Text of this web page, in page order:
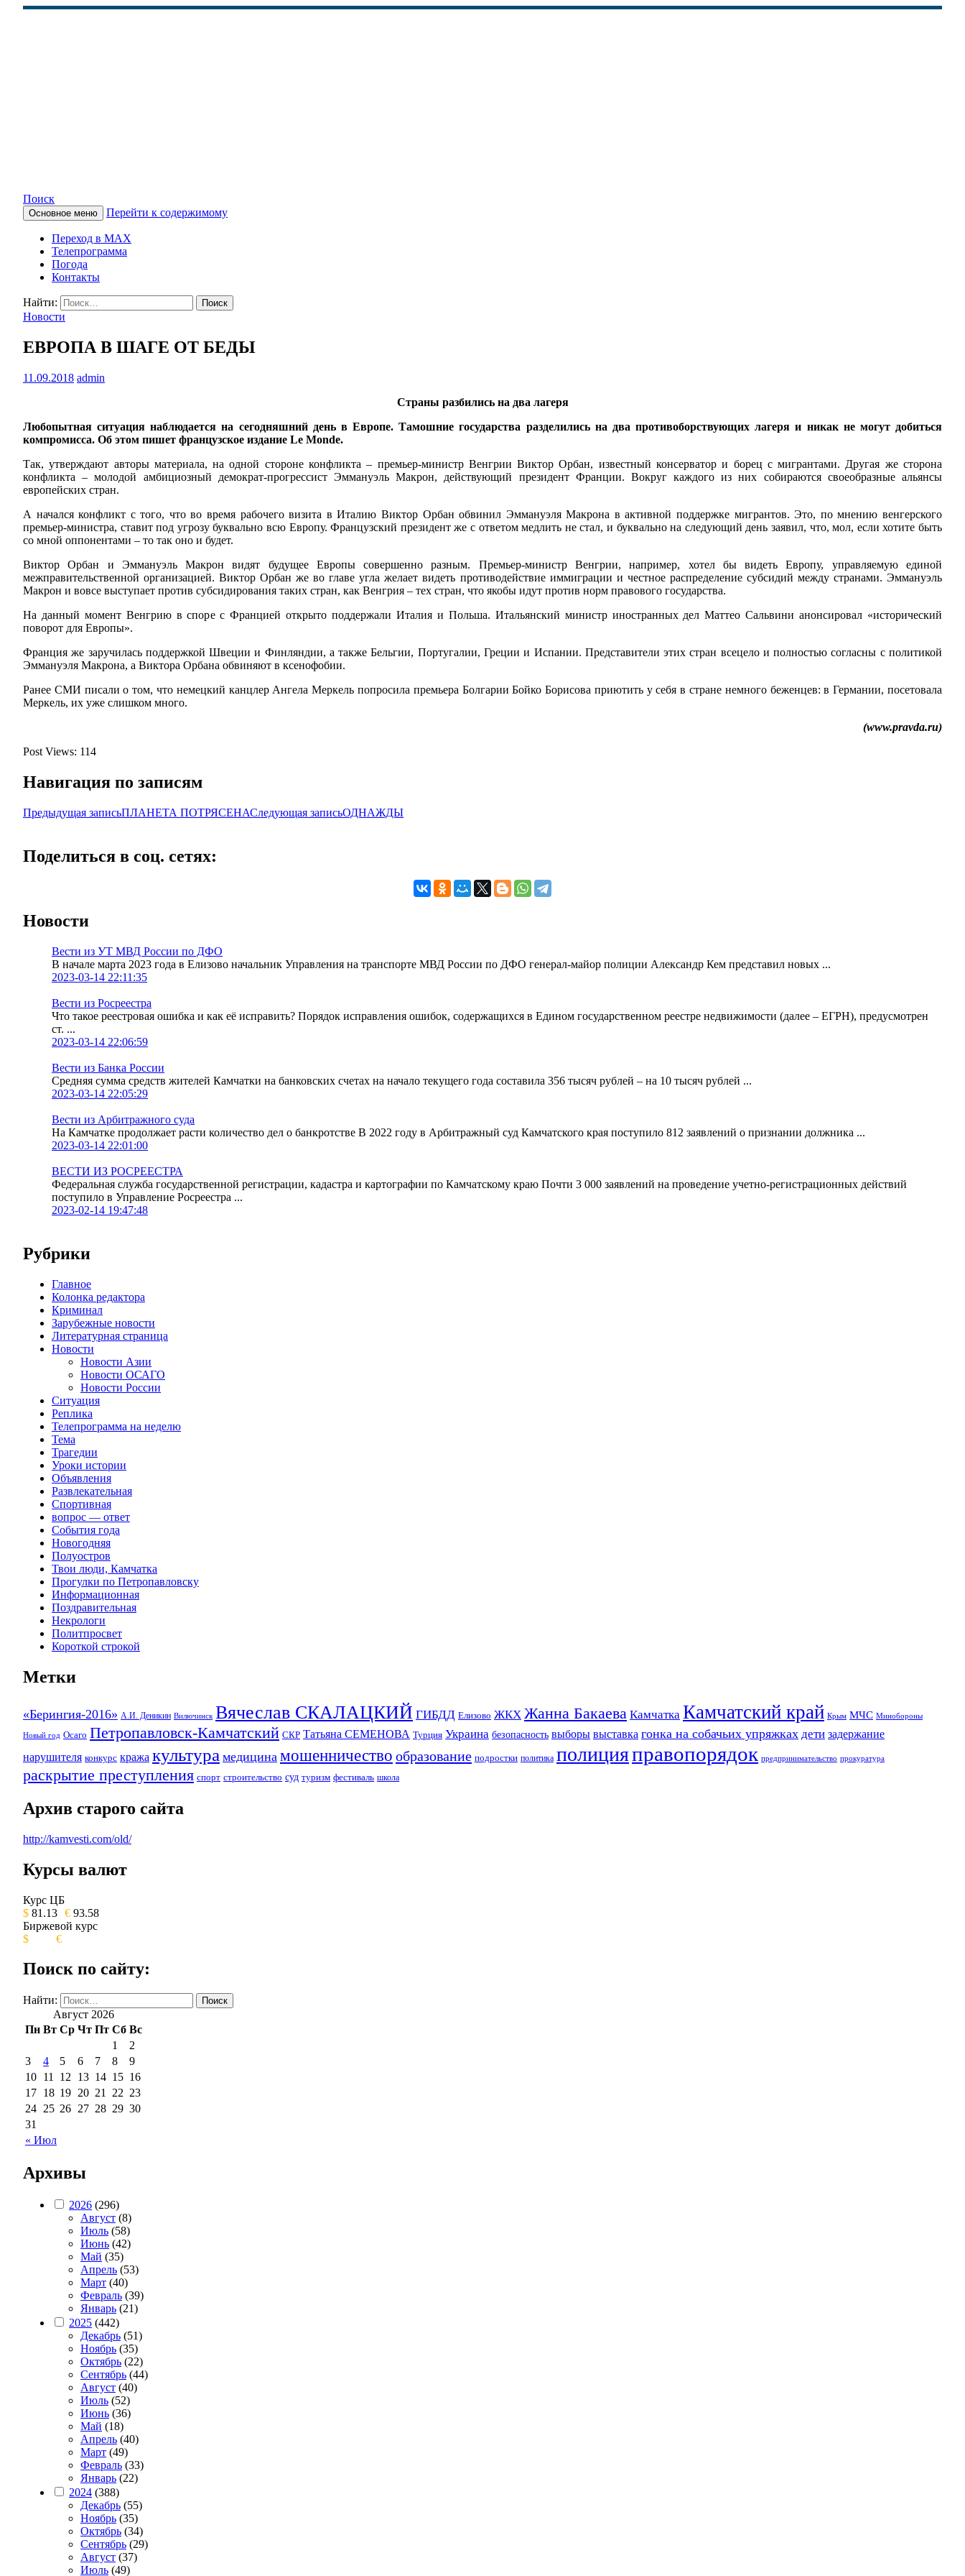
КАМЧАТСКОЕ ИНФОРМАЦИОННОЕ АГЕНТСТВО (КИА «ВЕСТИ»)
Поиск
Основное меню Перейти к содержимому
Переход в MAX
Телепрограмма
Погода
Контакты
Найти:
Новости
ЕВРОПА В ШАГЕ ОТ БЕДЫ
11.09.2018 admin
Страны разбились на два лагеря
Любопытная ситуация наблюдается на сегодняшний день в Европе. Тамошние государства разделились на два противоборствующих лагеря и никак не могут добиться
компромисса. Об этом пишет французское издание Le Monde.
Так, утверждают авторы материала, на одной стороне конфликта – премьер-министр Венгрии Виктор Орбан, известный консерватор и борец с мигрантами. Другая же сторона
конфликта – молодой амбициозный демократ-прогрессист Эммануэль Макрон, действующий президент Франции. Вокруг каждого из них собираются своеобразные альянсы
европейских стран.
А начался конфликт с того, что во время рабочего визита в Италию Виктор Орбан обвинил Эммануэля Макрона в активной поддержке мигрантов. Это, по мнению венгерского
премьер-министра, ставит под угрозу буквально всю Европу. Французский президент же с ответом медлить не стал, и буквально на следующий день заявил, что, мол, если хотите быть
со мной оппонентами – то так оно и будет.
Виктор Орбан и Эммануэль Макрон видят будущее Европы совершенно разным. Премьер-министр Венгрии, например, хотел бы видеть Европу, управляемую единой
межправительственной организацией. Виктор Орбан же во главе угла желает видеть противодействие иммиграции и честное распределение субсидий между странами. Эммануэль
Макрон и вовсе выступает против субсидирования таких стран, как Венгрия – тех стран, что якобы идут против норм правового государства.
На данный момент Венгрию в споре с Францией открыто поддержали Италия и Польша. Итальянский министр иностранных дел Маттео Сальвини анонсировал «исторический
поворот для Европы».
Франция же заручилась поддержкой Швеции и Финляндии, а также Бельгии, Португалии, Греции и Испании. Представители этих стран всецело и полностью согласны с политикой
Эммануэля Макрона, а Виктора Орбана обвиняют в ксенофобии.
Ранее СМИ писали о том, что немецкий канцлер Ангела Меркель попросила премьера Болгарии Бойко Борисова приютить у себя в стране немного беженцев: в Германии, посетовала
Меркель, их уже слишком много.
(www.pravda.ru)
Post Views: 114
Навигация по записям
Предыдущая записьПЛАНЕТА ПОТРЯСЕНАСледующая записьОДНАЖДЫ
Поделиться в соц. сетях:
Новости
Вести из УТ МВД России по ДФО
В начале марта 2023 года в Елизово начальник Управления на транспорте МВД России по ДФО генерал-майор полиции Александр Кем представил новых ...
2023-03-14 22:11:35
Вести из Росреестра
Что такое реестровая ошибка и как её исправить? Порядок исправления ошибок, содержащихся в Едином государственном реестре недвижимости (далее – ЕГРН), предусмотрен
ст. ...
2023-03-14 22:06:59
Вести из Банка России
Средняя сумма средств жителей Камчатки на банковских счетах на начало текущего года составила 356 тысяч рублей – на 10 тысяч рублей ...
2023-03-14 22:05:29
Вести из Арбитражного суда
На Камчатке продолжает расти количество дел о банкротстве В 2022 году в Арбитражный суд Камчатского края поступило 812 заявлений о признании должника ...
2023-03-14 22:01:00
ВЕСТИ ИЗ РОСРЕЕСТРА
Федеральная служба государственной регистрации, кадастра и картографии по Камчатскому краю Почти 3 000 заявлений на проведение учетно-регистрационных действий
поступило в Управление Росреестра ...
2023-02-14 19:47:48
Рубрики
Главное
Колонка редактора
Криминал
Зарубежные новости
Литературная страница
Новости
Новости Азии
Новости ОСАГО
Новости России
Ситуация
Реплика
Телепрограмма на неделю
Тема
Трагедии
Уроки истории
Объявления
Развлекательная
Спортивная
вопрос — ответ
События года
Новогодняя
Полуостров
Твои люди, Камчатка
Прогулки по Петропавловску
Информационная
Поздравительная
Некрологи
Политпросвет
Короткой строкой
Метки
«Берингия-2016» А.И. Деникин Вилючинск Вячеслав СКАЛАЦКИЙ ГИБДД Елизово ЖКХ Жанна Бакаева Камчатка Камчатский край Крым МЧС Минобороны
Новый год Осаго Петропавловск-Камчатский СКР Татьяна СЕМЕНОВА Турция Украина безопасность выборы выставка гонка на собачьих упряжках дети задержание
нарушителя конкурс кража культура медицина мошенничество образование подростки политика полицияправопорядок предпринимательство прокуратура
раскрытие преступления спорт строительство суд туризм фестиваль школа
Архив старого сайта
http://kamvesti.com/old/
ОБЩЕСТВЕННО-ПОЛИТИЧЕСКОЕ ИЗДАНИЕ КАМЧАТСКОГО КРАЯ.
Курсы валют
Курс ЦБ
$ 81.13 € 93.58
Биржевой курс
$
€
Поиск по сайту:
Найти:
Август 2026
Пн Вт Ср Чт Пт Сб Вс
« Июл
1
2
3
4 5 6 7 8
9
10 11 12 13 14 15 16
17 18 19 20 21 22 23
24 25 26 27 28 29 30
31
Архивы
2026 (296)
Август (8)
Июль (58)
Июнь (42)
Май (35)
Апрель (53)
Март (40)
Февраль (39)
Январь (21)
2025 (442)
Декабрь (51)
Ноябрь (35)
Октябрь (22)
Сентябрь (44)
Август (40)
Июль (52)
Июнь (36)
Май (18)
Апрель (40)
Март (49)
Февраль (33)
Январь (22)
2024 (388)
Декабрь (55)
Ноябрь (35)
Октябрь (34)
Сентябрь (29)
Август (37)
Июль (49)